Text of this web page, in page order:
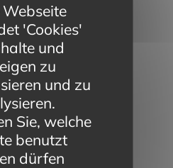
Webseite
'Cookies'
und
zu
und zu
Sie, welche
benutzt
dürfen